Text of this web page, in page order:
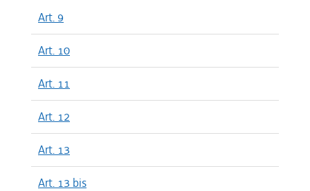
Art. 9
Art. 10
Art. 11
Art. 12
Art. 13
Art. 13 bis